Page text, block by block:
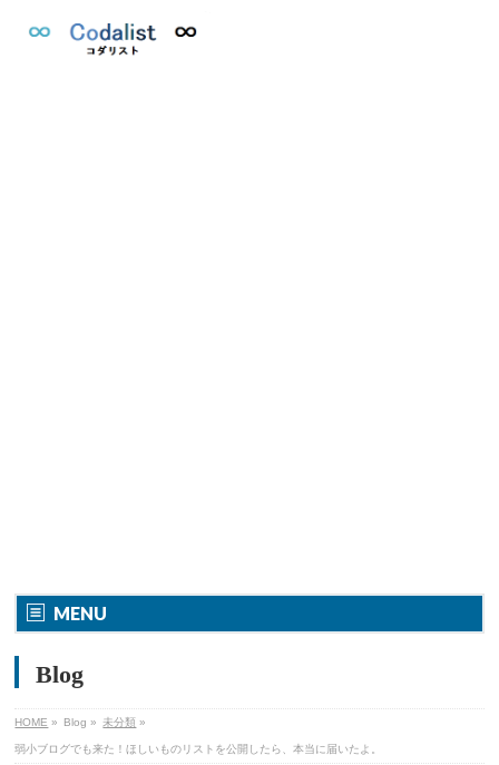
MENU
Blog
HOME » Blog » 未分類 »
弱小ブログでも来た！ほしいものリストを公開したら、本当に届いたよ。